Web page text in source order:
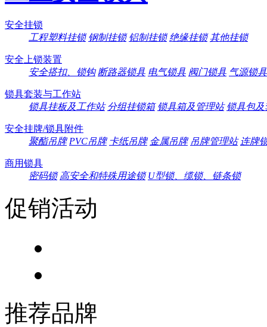
安全挂锁
工程塑料挂锁 钢制挂锁 铝制挂锁 绝缘挂锁 其他挂锁
安全上锁装置
安全搭扣、锁钩 断路器锁具 电气锁具 阀门锁具 气源锁具
锁具套装与工作站
锁具挂板及工作站 分组挂锁箱 锁具箱及管理站 锁具包及
安全挂牌/锁具附件
聚酯吊牌 PVC吊牌 卡纸吊牌 金属吊牌 吊牌管理站 连牌
商用锁具
密码锁 高安全和特殊用途锁 U型锁、缆锁、链条锁
促销活动
推荐品牌